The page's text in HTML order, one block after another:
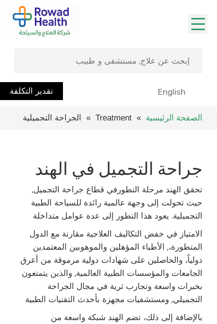
English تقدير التكلفة
الصفحة الرئيسية » Treatment » الجراحة التجميلية
جراحة التجميل في الهند
تحقق الهند مرحلة التطورفي قطاع جراحة التجميل,
حيث تحولت إلى وجهة عالمية رائدة للسياحة الطبية
التجميلية. يعود هذا التطور إلى عدة عوامل متداخلة
الامتياز في خفض التكاليف العلاجية مقارنة مع الدول
المتطورة،, الأطباء المؤهلين والموهوبين المعتمدين
دولياً، والحاصلين على شهادات دولية مرموقة من أعرق
الجامعات والمؤسسات الطبية العالمية, والذين يتمتعون
بخبرات واسعة وتجارب ثرية في مجال الجراحة
التجميلي, ومستشفيات مجهزة بأحدث التقنيات الطبية
بالإضافة إلى ذلك، تضم الهند شبكة واسعة من